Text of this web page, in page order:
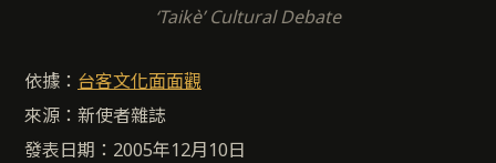
‘Taikè’ Cultural Debate
依據： 台客文化面面觀
來源：新使者雜誌
發表日期：2005年12月10日